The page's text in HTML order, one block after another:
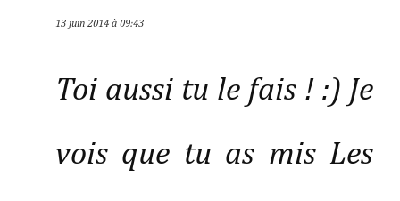
13 juin 2014 à 09:43
Toi aussi tu le fais ! :) Je
vois que tu as mis Les